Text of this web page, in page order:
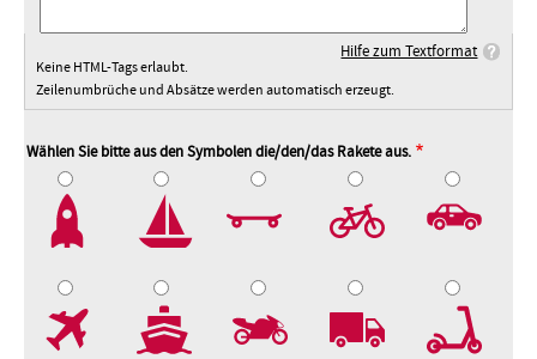
Hilfe zum Textformat
Keine HTML-Tags erlaubt.
Zeilenumbrüche und Absätze werden automatisch erzeugt.
Wählen Sie bitte aus den Symbolen die/den/das Rakete aus.